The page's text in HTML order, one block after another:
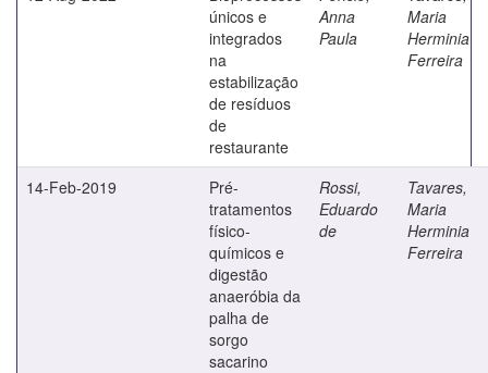
únicos e
integrados
na
estabilização
de resíduos
de
restaurante
Anna
Paula
Maria
Herminia
Ferreira
14-Feb-2019
Pré-
tratamentos
físico-
químicos e
digestão
anaeróbia da
palha de
sorgo
sacarino
Rossi,
Eduardo
de
Tavares,
Maria
Herminia
Ferreira